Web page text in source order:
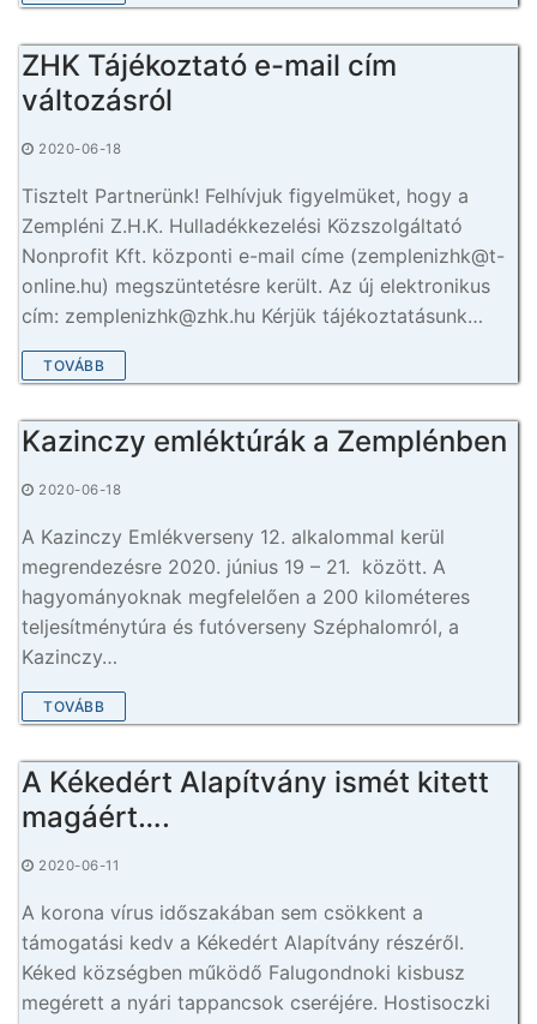
ZHK Tájékoztató e-mail cím
változásról
2020-06-18
Tisztelt Partnerünk! Felhívjuk figyelmüket, hogy a
Zempléni Z.H.K. Hulladékkezelési Közszolgáltató
Nonprofit Kft. központi e-mail címe (zemplenizhk@t-
online.hu) megszüntetésre került. Az új elektronikus
cím: zemplenizhk@zhk.hu Kérjük tájékoztatásunk…
TOVÁBB
Kazinczy emléktúrák a Zemplénben
2020-06-18
A Kazinczy Emlékverseny 12. alkalommal kerül
megrendezésre 2020. június 19 – 21. között. A
hagyományoknak megfelelően a 200 kilométeres
teljesítménytúra és futóverseny Széphalomról, a
Kazinczy…
TOVÁBB
A Kékedért Alapítvány ismét kitett
magáért….
2020-06-11
A korona vírus időszakában sem csökkent a
támogatási kedv a Kékedért Alapítvány részéről.
Kéked községben működő Falugondnoki kisbusz
megérett a nyári tappancsok cseréjére. Hostisoczki